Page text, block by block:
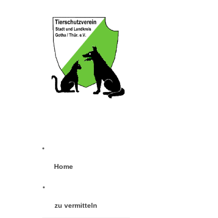
Home
zu vermitteln